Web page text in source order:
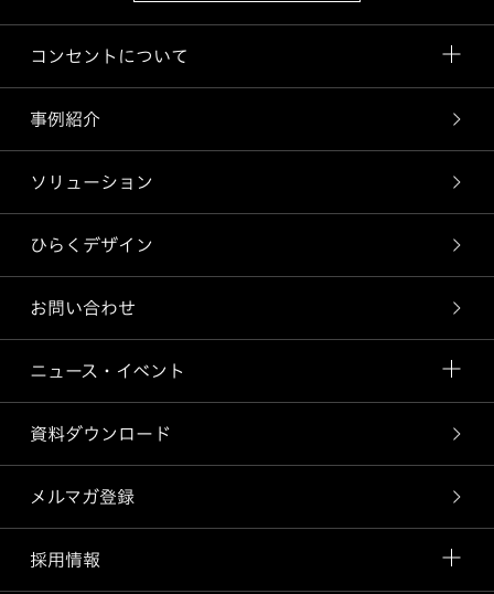
コンセントについて
事例紹介
ソリューション
ひらくデザイン
お問い合わせ
ニュース・イベント
資料ダウンロード
メルマガ登録
採用情報